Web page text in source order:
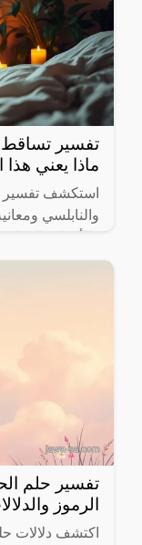
تفسير تساقط
ماذا يعني هذا
استكشف تفسير
والنابلسي
تفسير حلم
الرموز
اكتشف دلالات